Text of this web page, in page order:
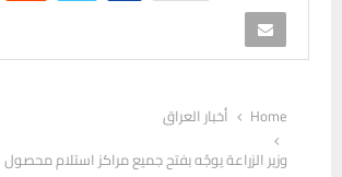
Home
أخبار العراق
وزير الزراعة يوجّه بفتح جميع مراكز استلام محصول